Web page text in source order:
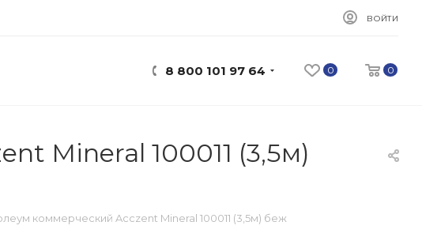
ВОЙТИ
0 0
8 800 101 97 64
Mineral 100011 (3,5м)
коммерческий Acczent Mineral 100011 (3,5м) беж